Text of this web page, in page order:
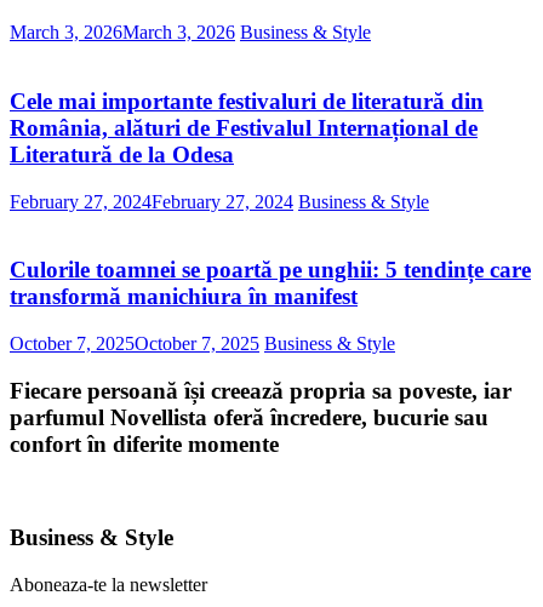
March 3, 2026March 3, 2026 Business & Style
Cele mai importante festivaluri de literatură din
România, alături de Festivalul Internațional de
Literatură de la Odesa
February 27, 2024February 27, 2024 Business & Style
Culorile toamnei se poartă pe unghii: 5 tendințe care
transformă manichiura în manifest
October 7, 2025October 7, 2025 Business & Style
Fiecare persoană își creează propria sa poveste, iar
parfumul Novellista oferă încredere, bucurie sau
confort în diferite momente
Business & Style
Aboneaza-te la newsletter